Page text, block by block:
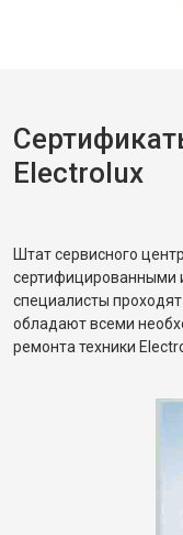
Electrolux
Штат сервисного
сертифицированными
специалисты
обладают всеми
ремонта техники